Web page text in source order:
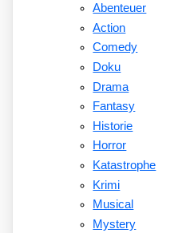
Abenteuer
Action
Comedy
Doku
Drama
Fantasy
Historie
Horror
Katastrophe
Krimi
Musical
Mystery